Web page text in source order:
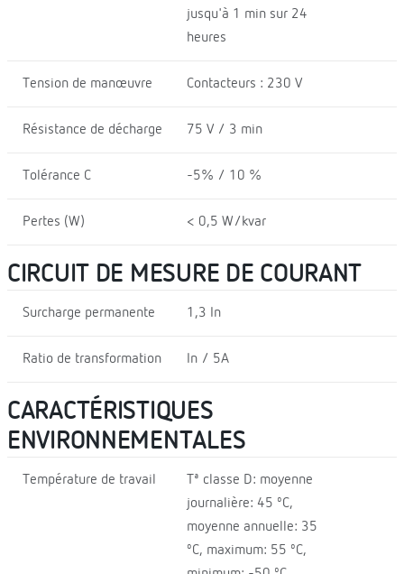
jusqu'à 1 min sur 24
heures
Tension de manœuvre Contacteurs : 230 V
Résistance de décharge 75 V / 3 min
Tolérance C -5% / 10 %
Pertes (W) < 0,5 W/kvar
CIRCUIT DE MESURE DE COURANT
Surcharge permanente 1,3 In
Ratio de transformation In / 5A
CARACTÉRISTIQUES
ENVIRONNEMENTALES
Température de travail
Tª classe D: moyenne
journalière: 45 ºC,
moyenne annuelle: 35
ºC, maximum: 55 ºC,